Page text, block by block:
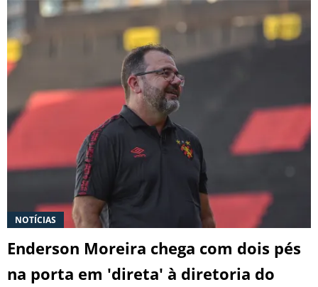
NOTÍCIAS
Enderson Moreira chega com dois pés
na porta em 'direta' à diretoria do